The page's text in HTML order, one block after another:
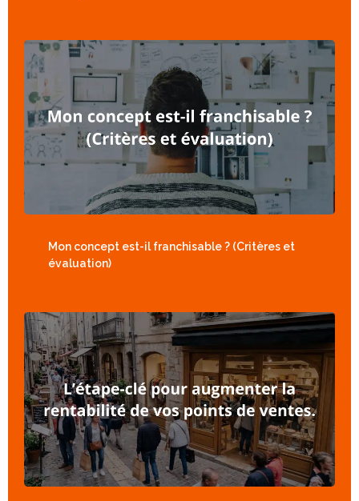
Mon concept est-il franchisable ? (Critères et
évaluation)